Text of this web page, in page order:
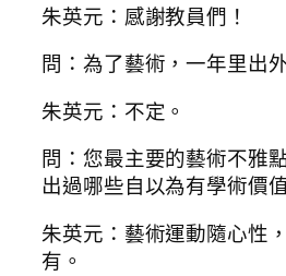
朱英元：感謝教員們！
問：為了藝術，一年里出
朱英元：不定。
問：您最主要的藝術不雅
出過哪些自以為有學術價
朱英元：藝術運動隨心性
有。